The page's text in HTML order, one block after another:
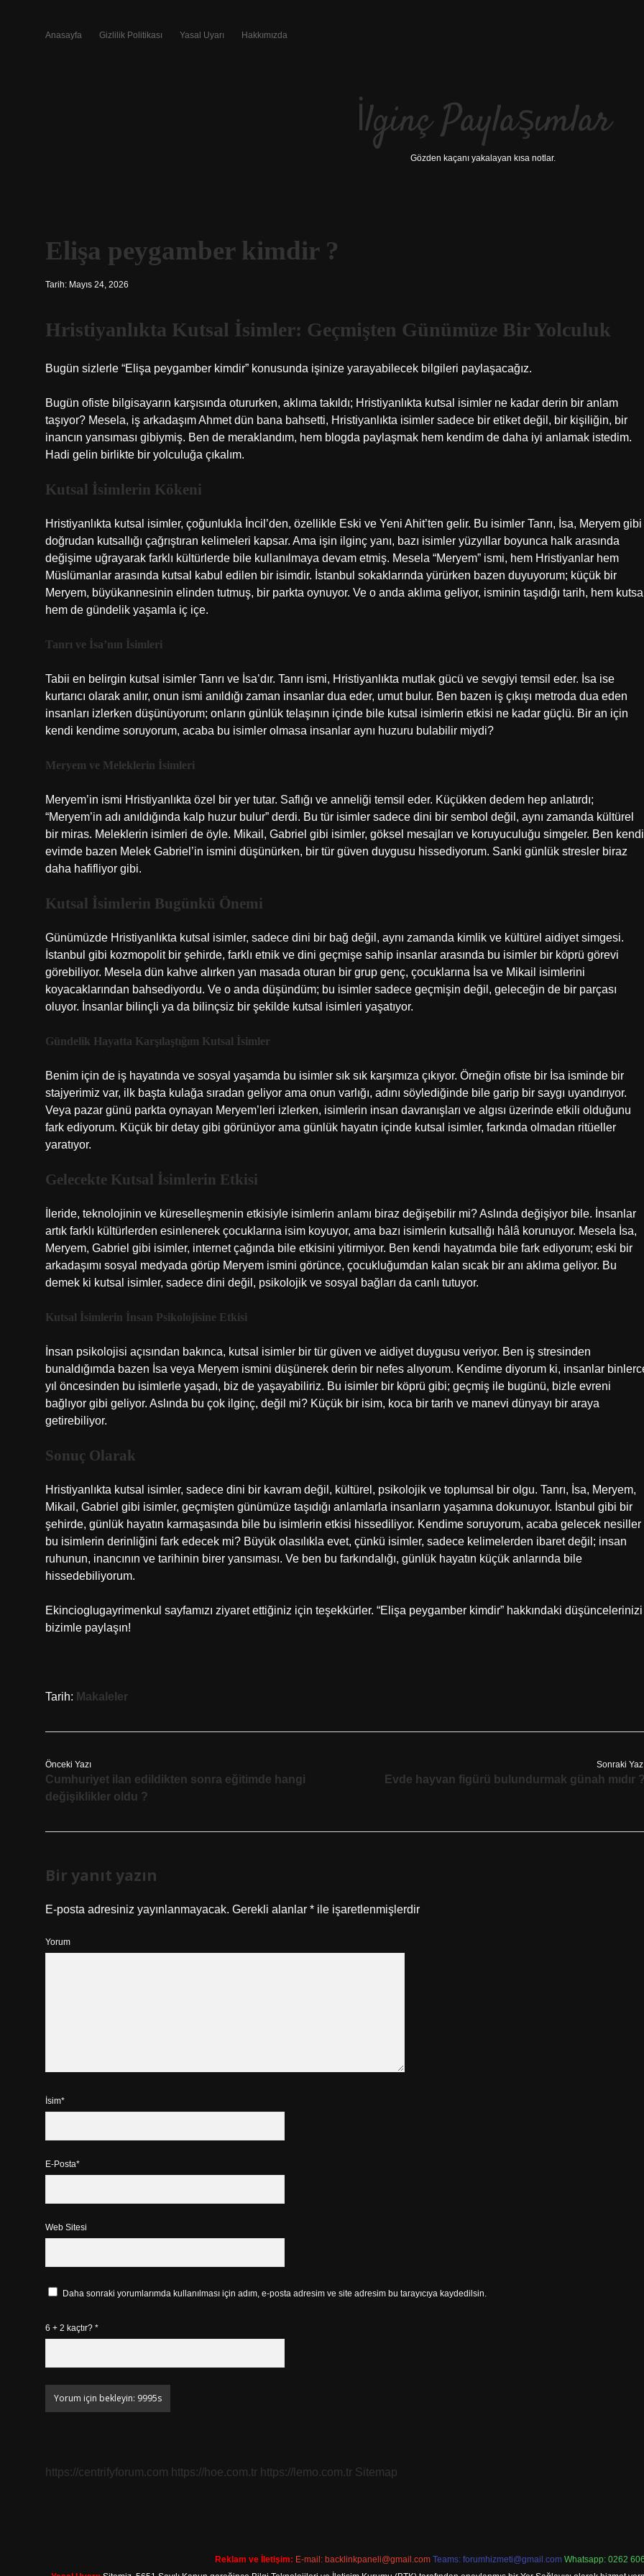
Anasayfa Gizlilik Politikası Yasal Uyarı Hakkımızda
İlginç Paylaşımlar
Gözden kaçanı yakalayan kısa notlar.
Elişa peygamber kimdir ?
Tarih: Mayıs 24, 2026
Hristiyanlıkta Kutsal İsimler: Geçmişten Günümüze Bir Yolculuk
Bugün sizlerle “Elişa peygamber kimdir” konusunda işinize yarayabilecek bilgileri paylaşacağız.
Bugün ofiste bilgisayarın karşısında otururken, aklıma takıldı; Hristiyanlıkta kutsal isimler ne kadar derin bir anlam
taşıyor? Mesela, iş arkadaşım Ahmet dün bana bahsetti, Hristiyanlıkta isimler sadece bir etiket değil, bir kişiliğin, bir
inancın yansıması gibiymiş. Ben de meraklandım, hem blogda paylaşmak hem kendim de daha iyi anlamak istedim.
Hadi gelin birlikte bir yolculuğa çıkalım.
Kutsal İsimlerin Kökeni
Hristiyanlıkta kutsal isimler, çoğunlukla İncil’den, özellikle Eski ve Yeni Ahit’ten gelir. Bu isimler Tanrı, İsa, Meryem gibi
doğrudan kutsallığı çağrıştıran kelimeleri kapsar. Ama işin ilginç yanı, bazı isimler yüzyıllar boyunca halk arasında
değişime uğrayarak farklı kültürlerde bile kullanılmaya devam etmiş. Mesela “Meryem” ismi, hem Hristiyanlar hem
Müslümanlar arasında kutsal kabul edilen bir isimdir. İstanbul sokaklarında yürürken bazen duyuyorum; küçük bir
Meryem, büyükannesinin elinden tutmuş, bir parkta oynuyor. Ve o anda aklıma geliyor, isminin taşıdığı tarih, hem
hem de gündelik yaşamla iç içe.
Tanrı ve İsa’nın İsimleri
Tabii en belirgin kutsal isimler Tanrı ve İsa’dır. Tanrı ismi, Hristiyanlıkta mutlak gücü ve sevgiyi temsil eder. İsa ise
kurtarıcı olarak anılır, onun ismi anıldığı zaman insanlar dua eder, umut bulur. Ben bazen iş çıkışı metroda dua eden
insanları izlerken düşünüyorum; onların günlük telaşının içinde bile kutsal isimlerin etkisi ne kadar güçlü. Bir an için
kendi kendime soruyorum, acaba bu isimler olmasa insanlar aynı huzuru bulabilir miydi?
Meryem ve Meleklerin İsimleri
Meryem’in ismi Hristiyanlıkta özel bir yer tutar. Saflığı ve anneliği temsil eder. Küçükken dedem hep anlatırdı;
“Meryem’in adı anıldığında kalp huzur bulur” derdi. Bu tür isimler sadece dini bir sembol değil, aynı zamanda kültürel
bir miras. Meleklerin isimleri de öyle. Mikail, Gabriel gibi isimler, göksel mesajları ve koruyuculuğu simgeler. Ben kendi
evimde bazen Melek Gabriel’in ismini düşünürken, bir tür güven duygusu hissediyorum. Sanki günlük stresler biraz
daha hafifliyor gibi.
Kutsal İsimlerin Bugünkü Önemi
Günümüzde Hristiyanlıkta kutsal isimler, sadece dini bir bağ değil, aynı zamanda kimlik ve kültürel aidiyet simgesi.
İstanbul gibi kozmopolit bir şehirde, farklı etnik ve dini geçmişe sahip insanlar arasında bu isimler bir köprü görevi
görebiliyor. Mesela dün kahve alırken yan masada oturan bir grup genç, çocuklarına İsa ve Mikail isimlerini
koyacaklarından bahsediyordu. Ve o anda düşündüm; bu isimler sadece geçmişin değil, geleceğin de bir parçası
oluyor. İnsanlar bilinçli ya da bilinçsiz bir şekilde kutsal isimleri yaşatıyor.
Gündelik Hayatta Karşılaştığım Kutsal İsimler
Benim için de iş hayatında ve sosyal yaşamda bu isimler sık sık karşımıza çıkıyor. Örneğin ofiste bir İsa isminde bir
stajyerimiz var, ilk başta kulağa sıradan geliyor ama onun varlığı, adını söylediğinde bile garip bir saygı uyandırıyor.
Veya pazar günü parkta oynayan Meryem’leri izlerken, isimlerin insan davranışları ve algısı üzerinde etkili olduğunu
fark ediyorum. Küçük bir detay gibi görünüyor ama günlük hayatın içinde kutsal isimler, farkında olmadan ritüeller
yaratıyor.
Gelecekte Kutsal İsimlerin Etkisi
İleride, teknolojinin ve küreselleşmenin etkisiyle isimlerin anlamı biraz değişebilir mi? Aslında değişiyor bile. İnsanlar
artık farklı kültürlerden esinlenerek çocuklarına isim koyuyor, ama bazı isimlerin kutsallığı hâlâ korunuyor. Mesela İsa,
Meryem, Gabriel gibi isimler, internet çağında bile etkisini yitirmiyor. Ben kendi hayatımda bile fark ediyorum; eski bir
arkadaşımı sosyal medyada görüp Meryem ismini görünce, çocukluğumdan kalan sıcak bir anı aklıma geliyor. Bu
demek ki kutsal isimler, sadece dini değil, psikolojik ve sosyal bağları da canlı tutuyor.
Kutsal İsimlerin İnsan Psikolojisine Etkisi
İnsan psikolojisi açısından bakınca, kutsal isimler bir tür güven ve aidiyet duygusu veriyor. Ben iş stresinden
bunaldığımda bazen İsa veya Meryem ismini düşünerek derin bir nefes alıyorum. Kendime diyorum ki, insanlar
yıl öncesinden bu isimlerle yaşadı, biz de yaşayabiliriz. Bu isimler bir köprü gibi; geçmiş ile bugünü, bizle evreni
bağlıyor gibi geliyor. Aslında bu çok ilginç, değil mi? Küçük bir isim, koca bir tarih ve manevi dünyayı bir araya
getirebiliyor.
Sonuç Olarak
Hristiyanlıkta kutsal isimler, sadece dini bir kavram değil, kültürel, psikolojik ve toplumsal bir olgu. Tanrı, İsa, Meryem,
Mikail, Gabriel gibi isimler, geçmişten günümüze taşıdığı anlamlarla insanların yaşamına dokunuyor. İstanbul gibi bir
şehirde, günlük hayatın karmaşasında bile bu isimlerin etkisi hissediliyor. Kendime soruyorum, acaba gelecek nesiller
bu isimlerin derinliğini fark edecek mi? Büyük olasılıkla evet, çünkü isimler, sadece kelimelerden ibaret değil; insan
ruhunun, inancının ve tarihinin birer yansıması. Ve ben bu farkındalığı, günlük hayatın küçük anlarında bile
hissedebiliyorum.
Ekincioglugayrimenkul sayfamızı ziyaret ettiğiniz için teşekkürler. “Elişa peygamber kimdir” hakkındaki düşüncelerinizi
bizimle paylaşın!
Tarih: Makaleler
Önceki Yazı
Cumhuriyet ilan edildikten sonra eğitimde hangi
değişiklikler oldu ?
Sonraki
Evde hayvan figürü bulundurmak günah mıdır
Bir yanıt yazın
E-posta adresiniz yayınlanmayacak. Gerekli alanlar * ile işaretlenmişlerdir
Yorum
İsim*
E-Posta*
Web Sitesi
Daha sonraki yorumlarımda kullanılması için adım, e-posta adresim ve site adresim bu tarayıcıya kaydedilsin.
6 + 2 kaçtır? *
https://centrifyforum.com https://hoe.com.tr https://lemo.com.tr Sitemap
Reklam ve İletişim: E-mail: backlinkpaneli@gmail.com Teams: forumhizmeti@gmail.com Whatsapp: 0262